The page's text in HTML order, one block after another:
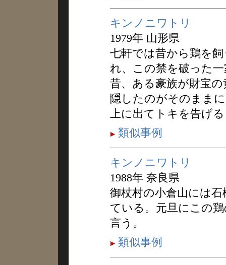
キンノニワトリ
1979年 山形県
七軒では昔から鶏を
れ、この禁を破った
昔、ある豪族が財宝
隠したのがそのまま
上に出てトキを告げ
類似事例
キンノニワトリ
1988年 奈良県
御杖村の小倉山には
ている。元旦にこの
言う。
類似事例